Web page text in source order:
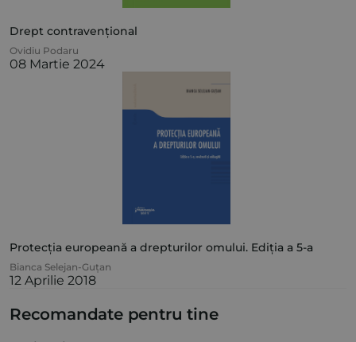
Drept contravențional
Ovidiu Podaru
08 Martie 2024
Protecția europeană a drepturilor omului. Ediția a 5-a
Bianca Selejan-Guțan
12 Aprilie 2018
Recomandate pentru tine